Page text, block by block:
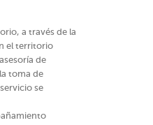
a través de la
el territorio
de
toma de
se